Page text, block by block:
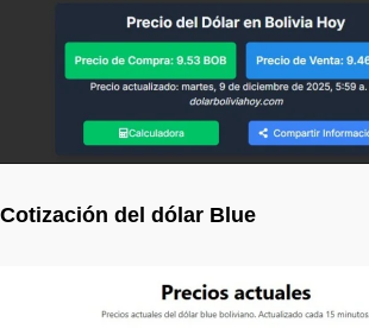
Cotización del dólar Blue